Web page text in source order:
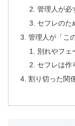
管理人が必
セフレのた
管理人が「こ
別れやフェ
セフレは作
割り切った関